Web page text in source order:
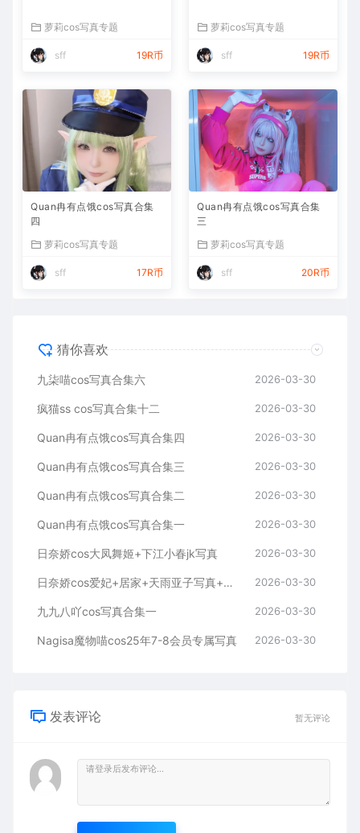
萝莉cos写真专题
sff 19R币
萝莉cos写真专题
sff 19R币
Quan冉有点饿cos写真合集
四
萝莉cos写真专题
sff 17R币
Quan冉有点饿cos写真合集
三
萝莉cos写真专题
sff 20R币
猜你喜欢
九柒喵cos写真合集六 2026-03-30
疯猫ss cos写真合集十二 2026-03-30
Quan冉有点饿cos写真合集四 2026-03-30
Quan冉有点饿cos写真合集三 2026-03-30
Quan冉有点饿cos写真合集二 2026-03-30
Quan冉有点饿cos写真合集一 2026-03-30
日奈娇cos大凤舞姬+下江小春jk写真 2026-03-30
日奈娇cos爱妃+居家+天雨亚子写真+视频 2026-03-30
九九八吖cos写真合集一 2026-03-30
Nagisa魔物喵cos25年7-8会员专属写真 2026-03-30
发表评论 暂无评论